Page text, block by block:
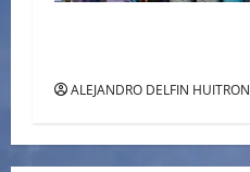
ALEJANDRO DELFIN HUITRON